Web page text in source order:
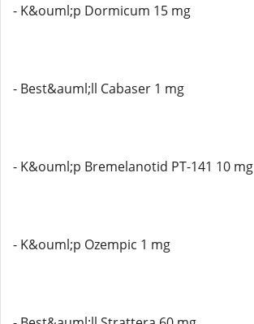
- K&ouml;p Dormicum 15 mg
- Best&auml;ll Cabaser 1 mg
- K&ouml;p Bremelanotid PT-141 10 mg
- K&ouml;p Ozempic 1 mg